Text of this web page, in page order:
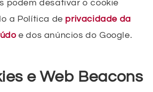
podem desativar o cookie
a Política de privacidade da
e dos anúncios do Google.
e Web Beacons